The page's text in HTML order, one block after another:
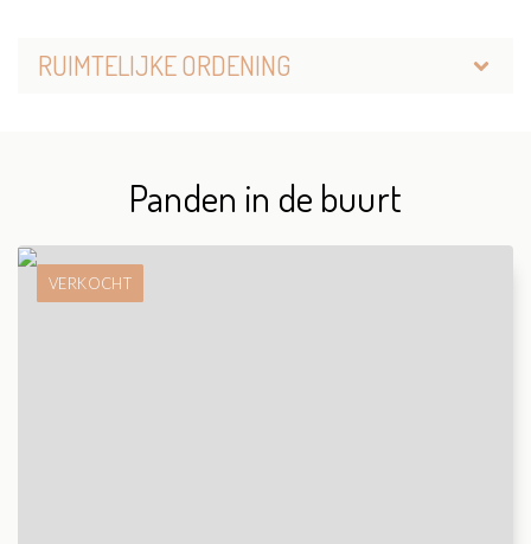
RUIMTELIJKE ORDENING
Panden in de buurt
VERKOCHT